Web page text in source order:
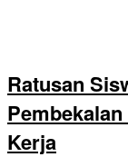
Ratusan
Kerja